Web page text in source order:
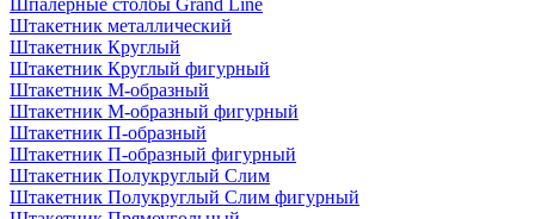
Шпалерные столбы Grand Line
Штакетник металлический
Штакетник Круглый
Штакетник Круглый фигурный
Штакетник М-образный
Штакетник М-образный фигурный
Штакетник П-образный
Штакетник П-образный фигурный
Штакетник Полукруглый Слим
Штакетник Полукруглый Слим фигурный